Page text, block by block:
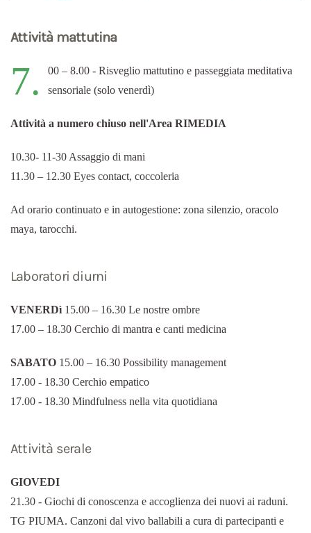
Attività mattutina
7.
00 – 8.00 - Risveglio mattutino e passeggiata meditativa
sensoriale (solo venerdì)
Attività a numero chiuso nell'Area RIMEDIA
10.30- 11-30 Assaggio di mani
11.30 – 12.30 Eyes contact, coccoleria
Ad orario continuato e in autogestione: zona silenzio, oracolo
maya, tarocchi.
Laboratori diurni
VENERDì 15.00 – 16.30 Le nostre ombre
17.00 – 18.30 Cerchio di mantra e canti medicina
SABATO 15.00 – 16.30 Possibility management
17.00 - 18.30 Cerchio empatico
17.00 - 18.30 Mindfulness nella vita quotidiana
Attività serale
GIOVEDI
21.30 - Giochi di conoscenza e accoglienza dei nuovi ai raduni.
TG PIUMA. Canzoni dal vivo ballabili a cura di partecipanti e